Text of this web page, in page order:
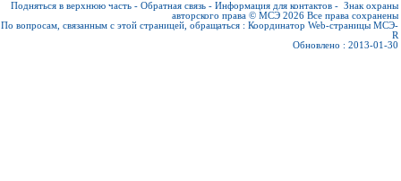
Подняться в верхнюю часть - Обратная связь - Информация для контактов - Знак охраны
авторского права © МСЭ 2026 Все права сохранены
По вопросам, связанным с этой страницей, обращаться : Координатор Web-страницы МСЭ-
R
Обновлено : 2013-01-30